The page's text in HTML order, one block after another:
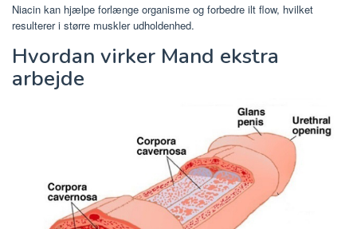
Niacin kan hjælpe forlænge organisme og forbedre ilt flow, hvilket
resulterer i større muskler udholdenhed.
Hvordan virker Mand ekstra
arbejde